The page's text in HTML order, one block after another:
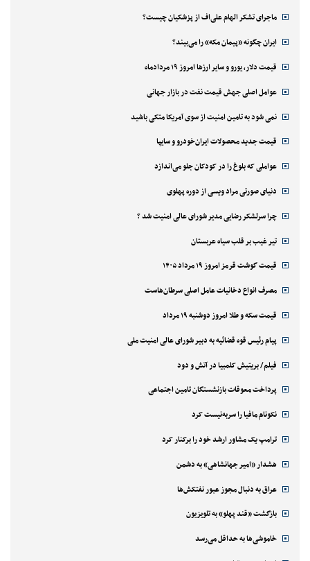
ماجرای تشکر الهام علی‌اف از پزشکیان چیست؟
ایران چگونه «پیمان مکه» را می‌بیند؟
قیمت دلار، یورو و سایر ارزها امروز ۱۹ مردادماه
عوامل اصلی جهش قیمت نفت در بازار جهانی
نمی شود به تامین امنیت از سوی آمریکا متکی باشید
قیمت جدید محصولات ایران‌خودرو و سایپا
عواملی که بلوغ را در کودکان جلو می‌اندازد
دنیای صورتی مراد ویسی از دوره پهلوی
چرا سرلشکر رضایی مدیر شورای عالی امنیت شد ؟
تیر غیب بر قلب سیاه عربستان
قیمت گوشت قرمز امروز ۱۹ مرداد ۱۴۰۵
مصرف انواع دخانیات عامل اصلی سرطان‌هاست
قیمت سکه و طلا امروز دوشنبه ۱۹ مرداد
پیام رئیس قوه قضائیه به دبیر شورای عالی امنیت ملی
فیلم/ بریتیش کلمبیا در آتش و دود
پرداخت معوقات بازنشستگان تامین اجتماعی
نکونام مافیا را سربه‌نیست کرد
ترامپ یک مشاور ارشد خود را برکنار کرد
هشدار «امیر جهانشاهی» به دشمن
عراق به دنبال مجوز عبور نفتکش‌ها
بازگشت «قند پهلو» به تلویزیون
خاموشی‌ها به حداقل می‌رسد